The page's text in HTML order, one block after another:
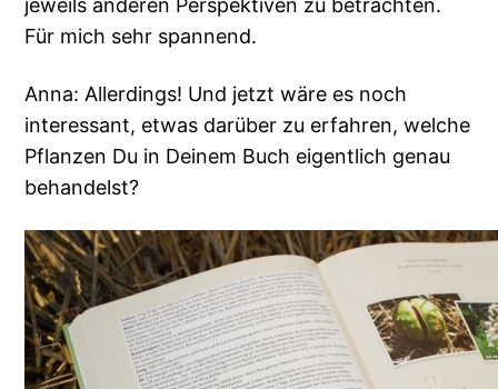
Für mich sehr spannend.
Anna: Allerdings! Und jetzt wäre es noch
interessant, etwas darüber zu erfahren, welche
Pflanzen Du in Deinem Buch eigentlich genau
behandelst?